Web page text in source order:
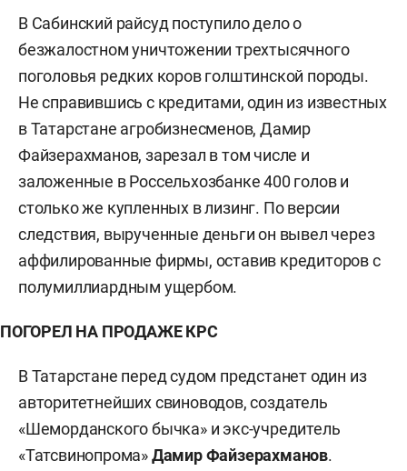
В Сабинский райсуд поступило дело о
безжалостном уничтожении трехтысячного
поголовья редких коров голштинской породы.
Не справившись с кредитами, один из известных
в Татарстане агробизнесменов, Дамир
Файзерахманов, зарезал в том числе и
заложенные в Россельхозбанке 400 голов и
столько же купленных в лизинг. По версии
следствия, вырученные деньги он вывел через
аффилированные фирмы, оставив кредиторов с
полумиллиардным ущербом.
ПОГОРЕЛ НА ПРОДАЖЕ КРС
В Татарстане перед судом предстанет один из
авторитетнейших свиноводов, создатель
«Шеморданского бычка» и экс-учредитель
«Татсвинопрома»Дамир Файзерахманов.